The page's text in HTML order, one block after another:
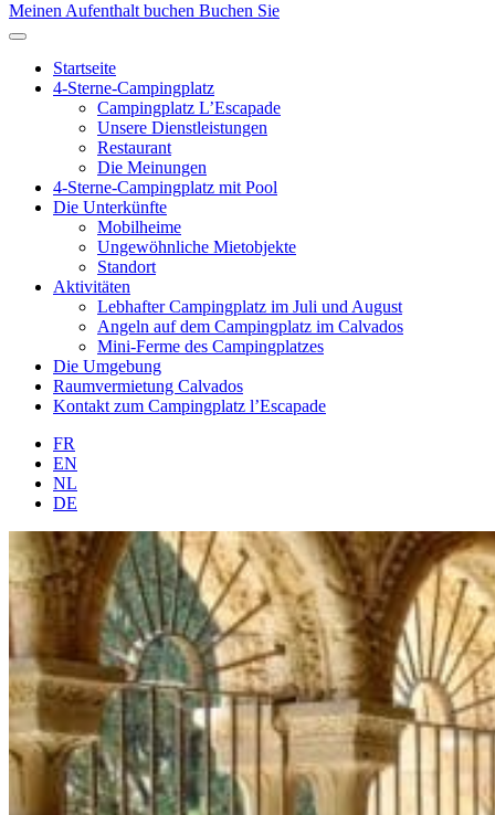
Meinen Aufenthalt buchen Buchen Sie
Startseite
4-Sterne-Campingplatz
Campingplatz L’Escapade
Unsere Dienstleistungen
Restaurant
Die Meinungen
4-Sterne-Campingplatz mit Pool
Die Unterkünfte
Mobilheime
Ungewöhnliche Mietobjekte
Standort
Aktivitäten
Lebhafter Campingplatz im Juli und August
Angeln auf dem Campingplatz im Calvados
Mini-Ferme des Campingplatzes
Die Umgebung
Raumvermietung Calvados
Kontakt zum Campingplatz l’Escapade
FR
EN
NL
DE